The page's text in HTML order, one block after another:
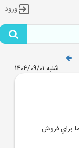
ورود
شنبه 1404/09/01